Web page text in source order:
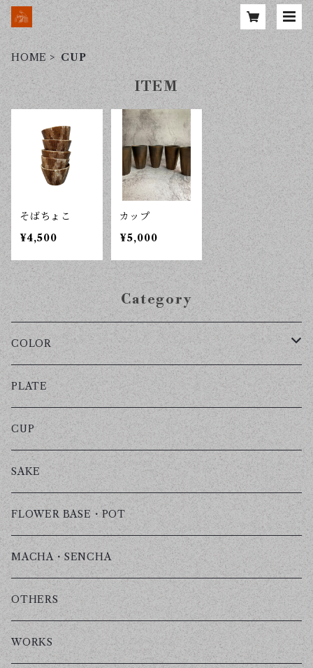
HOME CUP
ITEM
そばちょこ
¥4,500
カップ
¥5,000
Category
COLOR
霞石-KASUMIISHI-
金霞-KINGASUMI-
焦霞-KOGAREGASUMI-
藍霞-AIGASUMI-
白灯-HAKUTOU-
PLATE
CUP
SAKE
FLOWER BASE・POT
MACHA・SENCHA
OTHERS
WORKS